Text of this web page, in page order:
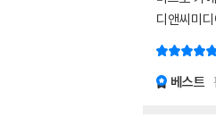
디앤씨미
베스트